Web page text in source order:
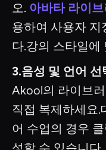
오. 아바타 라이브
용하여 사용자 지
다.강의 스타일에
3.음성 및 언어 선
Akool의 라이브
직접 복제하세요.
어 수업의 경우